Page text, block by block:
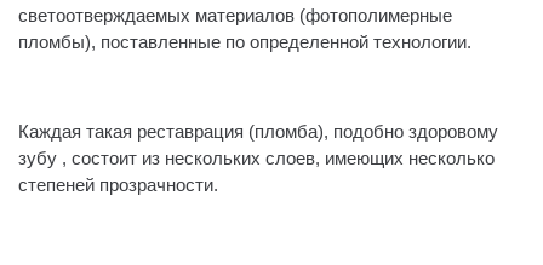
светоотверждаемых материалов (фотополимерные
пломбы), поставленные по определенной технологии.
Каждая такая реставрация (пломба), подобно здоровому
зубу , состоит из нескольких слоев, имеющих несколько
степеней прозрачности.